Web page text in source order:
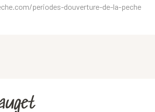
periodes-douverture-de-la-peche